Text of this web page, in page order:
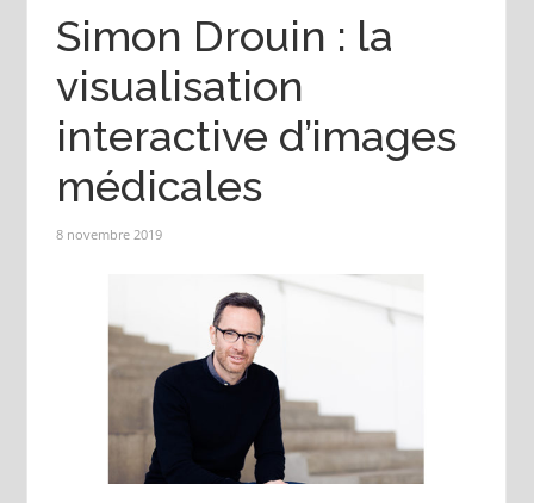
Simon Drouin : la
visualisation
interactive d’images
médicales
8 novembre 2019